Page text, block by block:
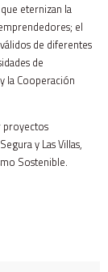
eternizan la
el
de diferentes
de
la Cooperación
proyectos
y Las Villas,
Sostenible.